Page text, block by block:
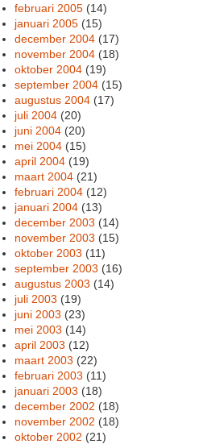
februari 2005 (14)
januari 2005 (15)
december 2004 (17)
november 2004 (18)
oktober 2004 (19)
september 2004 (15)
augustus 2004 (17)
juli 2004 (20)
juni 2004 (20)
mei 2004 (15)
april 2004 (19)
maart 2004 (21)
februari 2004 (12)
januari 2004 (13)
december 2003 (14)
november 2003 (15)
oktober 2003 (11)
september 2003 (16)
augustus 2003 (14)
juli 2003 (19)
juni 2003 (23)
mei 2003 (14)
april 2003 (12)
maart 2003 (22)
februari 2003 (11)
januari 2003 (18)
december 2002 (18)
november 2002 (18)
oktober 2002 (21)